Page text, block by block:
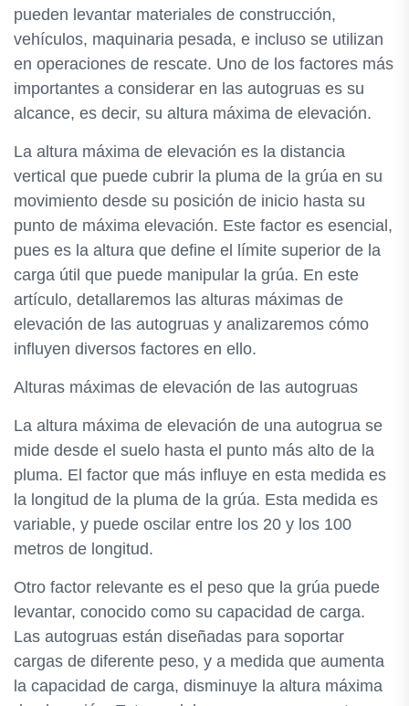
pueden levantar materiales de construcción,
vehículos, maquinaria pesada, e incluso se utilizan
en operaciones de rescate. Uno de los factores más
importantes a considerar en las autogruas es su
alcance, es decir, su altura máxima de elevación.
La altura máxima de elevación es la distancia
vertical que puede cubrir la pluma de la grúa en su
movimiento desde su posición de inicio hasta su
punto de máxima elevación. Este factor es esencial,
pues es la altura que define el límite superior de la
carga útil que puede manipular la grúa. En este
artículo, detallaremos las alturas máximas de
elevación de las autogruas y analizaremos cómo
influyen diversos factores en ello.
Alturas máximas de elevación de las autogruas
La altura máxima de elevación de una autogrua se
mide desde el suelo hasta el punto más alto de la
pluma. El factor que más influye en esta medida es
la longitud de la pluma de la grúa. Esta medida es
variable, y puede oscilar entre los 20 y los 100
metros de longitud.
Otro factor relevante es el peso que la grúa puede
levantar, conocido como su capacidad de carga.
Las autogruas están diseñadas para soportar
cargas de diferente peso, y a medida que aumenta
la capacidad de carga, disminuye la altura máxima